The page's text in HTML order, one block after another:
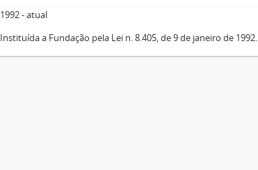
1992 - atual
Instituída a Fundação pela Lei n. 8.405, de 9 de janeiro de 1992.